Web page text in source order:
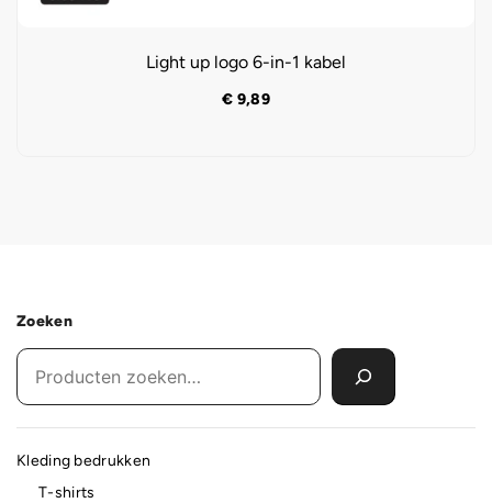
Light up logo 6-in-1 kabel
€ 9,89
Zoeken
Kleding bedrukken
T-shirts